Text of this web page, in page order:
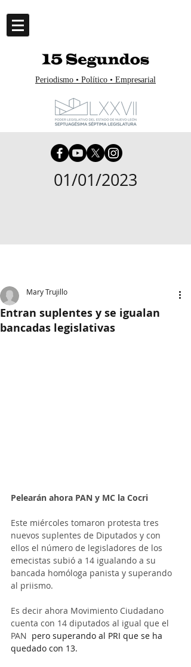
Periodismo • Político • Empresarial
01/01/2023
Entran suplentes y se igualan
bancadas legislativas
Mary Trujillo
Pelearán ahora PAN y MC la Cocri
Este miércoles tomaron protesta tres
nuevos suplentes de Diputados y con
ellos el número de legisladores de los
emecistas subió a 14 igualando a su
bancada homóloga panista y superando
al priismo.
Es decir ahora Movimiento Ciudadano
cuenta con 14 diputados al igual que el
PAN pero superando al PRI que se ha
quedado con 13.